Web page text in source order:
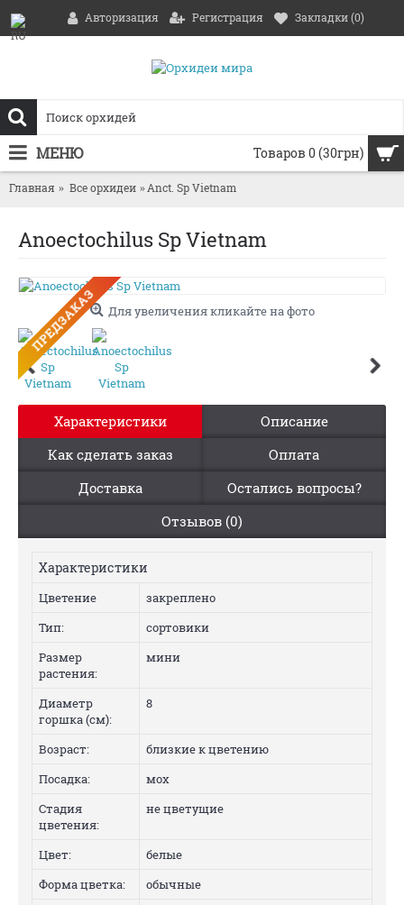
Авторизация Регистрация Закладки (0)
Товаров 0 (30грн)
МЕНЮ
Главная Все орхидеи Anct. Sp Vietnam
Anoectochilus Sp Vietnam
ПРЕДЗАКАЗ Для увеличения кликайте на фото
Характеристики
Описание
Как сделать заказ
Оплата
Доставка
Остались вопросы?
Отзывов (0)
Характеристики
Цветение
закреплено
Тип:
сортовики
Размер
растения:
мини
Диаметр
горшка (см):
8
Возраст:
близкие к цветению
Посадка:
мох
Стадия
цветения:
не цветущие
Цвет:
белые
Форма цветка:
обычные